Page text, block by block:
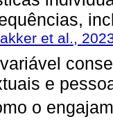
et al.,
e
o